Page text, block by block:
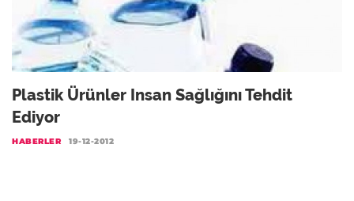
Plastik Ürünler Insan Sağlığını Tehdit
Ediyor
HABERLER 19-12-2012